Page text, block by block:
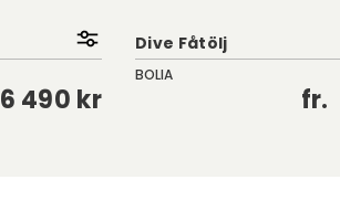
6 490 kr
Dive Fåtölj
BOLIA
fr.